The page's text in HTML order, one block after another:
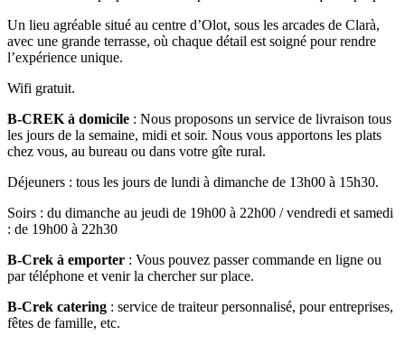
Un lieu agréable situé au centre d’Olot, sous les arcades de Clarà,
avec une grande terrasse, où chaque détail est soigné pour rendre
l’expérience unique.
Wifi gratuit.
B-CREK à domicile : Nous proposons un service de livraison tous
les jours de la semaine, midi et soir. Nous vous apportons les plats
chez vous, au bureau ou dans votre gîte rural.
Déjeuners : tous les jours de lundi à dimanche de 13h00 à 15h30.
Soirs : du dimanche au jeudi de 19h00 à 22h00 / vendredi et samedi
: de 19h00 à 22h30
B-Crek à emporter : Vous pouvez passer commande en ligne ou
par téléphone et venir la chercher sur place.
B-Crek catering : service de traiteur personnalisé, pour entreprises,
fêtes de famille, etc.